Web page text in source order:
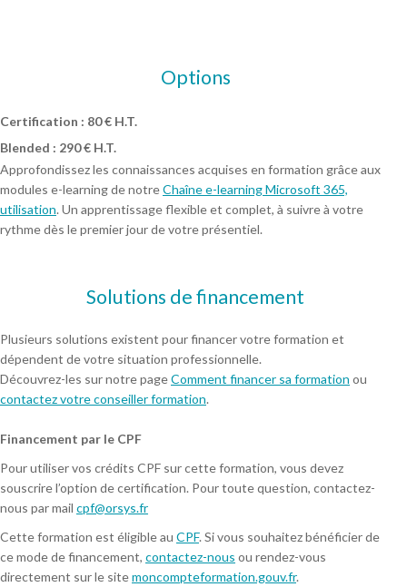
Options
Certification : 80 € H.T.
Blended : 290 € H.T.
Approfondissez les connaissances acquises en formation grâce aux
modules e-learning de notreChaîne e-learning Microsoft 365,
utilisation. Un apprentissage flexible et complet, à suivre à votre
rythme dès le premier jour de votre présentiel.
Solutions de financement
Plusieurs solutions existent pour financer votre formation et
dépendent de votre situation professionnelle.
Découvrez-les sur notre pageComment financer sa formation ou
contactez votre conseiller formation.
Financement par le CPF
Pour utiliser vos crédits CPF sur cette formation, vous devez
souscrire l’option de certification. Pour toute question, contactez-
nous par mail cpf@orsys.fr
Cette formation est éligible au CPF. Si vous souhaitez bénéficier de
ce mode de financement, contactez-nous ou rendez-vous
directement sur le sitemoncompteformation.gouv.fr.